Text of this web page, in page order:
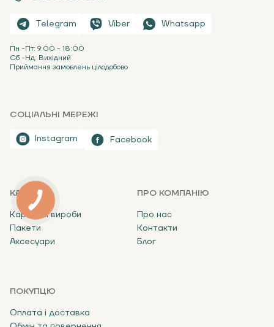
Telegram Viber Whatsapp
Пн -Пт: 9:00 - 18:00
Сб -Нд: Вихідний
Приймання замовлень цілодобово
СОЦІАЛЬНІ МЕРЕЖІ
Instagram Facebook
КАТАЛОГ
Картонні вироби
Пакети
Аксесуари
ПРО КОМПАНІЮ
Про нас
Контакти
Блог
ПОКУПЦЮ
Оплата і доставка